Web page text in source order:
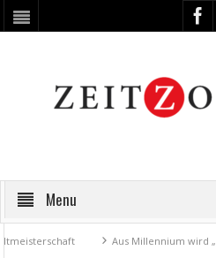
Menu
Aus Millennium wird „MariShe“